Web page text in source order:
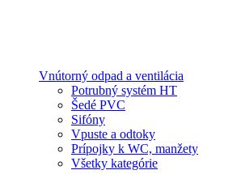
Vnútorný odpad a ventilácia
Potrubný systém HT
Šedé PVC
Sifóny
Vpuste a odtoky
Prípojky k WC, manžety
Všetky kategórie